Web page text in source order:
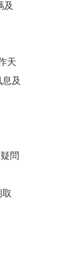
及
天
及
問